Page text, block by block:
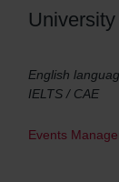
English
IELTS / CAE
Events